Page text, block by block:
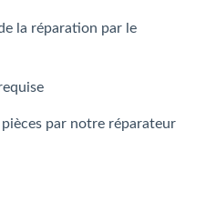
la réparation par le
par notre réparateur